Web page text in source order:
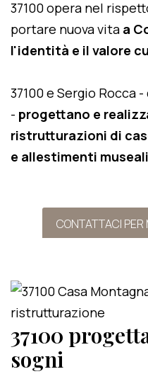
37100 opera nel
portare nuova vita a
l'identità e il valore
37100 e Sergio Rocca
- progettano e
ristrutturazioni di
e allestimenti museali
CONTATTACI PER
37100
sogni